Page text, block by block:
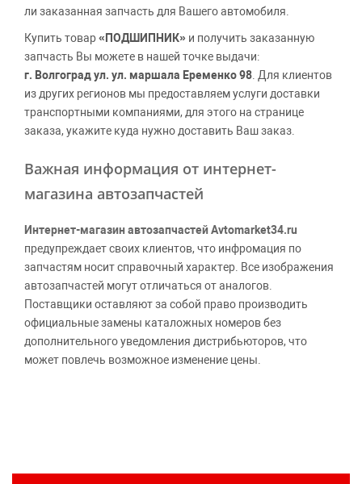
ли заказанная запчасть для Вашего автомобиля.
Купить товар«ПОДШИПНИК» и получить заказанную
запчасть Вы можете в нашей точке выдачи:
г. Волгоград ул. ул. маршала Еременко 98 . Для клиентов
из других регионов мы предоставляем услуги доставки
транспортными компаниями, для этого на странице
заказа, укажите куда нужно доставить Ваш заказ.
Важная информация от интернет-
магазина автозапчастей
Интернет-магазин автозапчастей Avtomarket34.ru
предупреждает своих клиентов, что инфромация по
запчастям носит справочный характер. Все изображения
автозапчастей могут отличаться от аналогов.
Поставщики оставляют за собой право производить
официальные замены каталожных номеров без
дополнительного уведомления дистрибьюторов, что
может повлечь возможное изменение цены.